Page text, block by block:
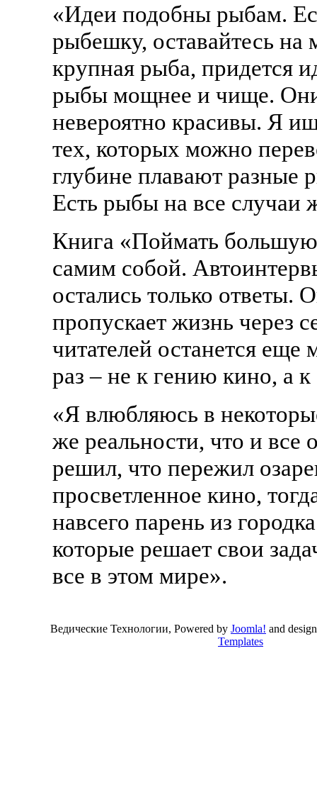
«Идеи подобны рыбам.
рыбешку, оставайтесь
крупная рыба, придется
рыбы мощнее и чище. Они
невероятно красивы. Я
тех, которых можно
глубине плавают разные
Есть рыбы на все случаи
Книга «Поймать
самим собой.
остались только
пропускает жизнь через
читателей останется
раз – не к гению кино, а
«Я влюбляюсь в
же реальности, что и все
решил, что пережил
просветленное кино,
навсего парень из
которые решает свои
все в этом мире».
Ведические Технологии, Powered by Joomla! and
Templates